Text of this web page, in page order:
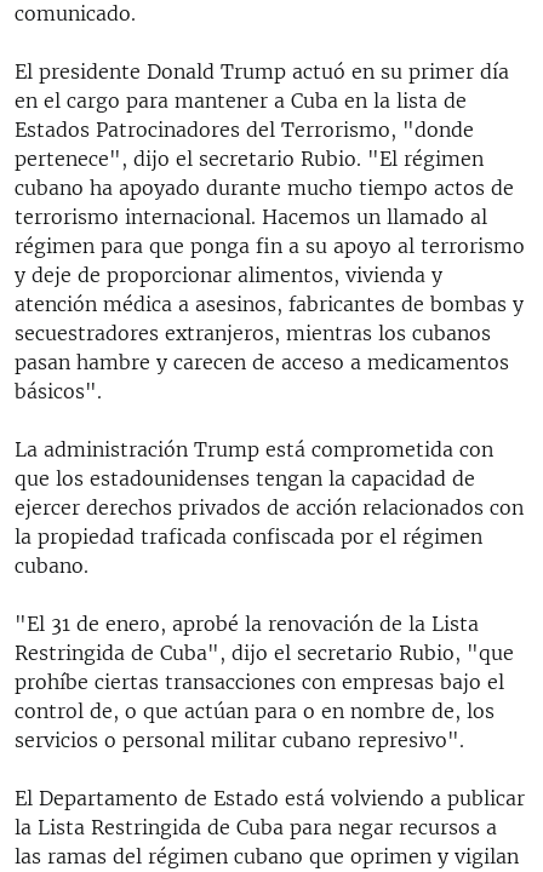
comunicado.
El presidente Donald Trump actuó en su primer día
en el cargo para mantener a Cuba en la lista de
Estados Patrocinadores del Terrorismo, "donde
pertenece", dijo el secretario Rubio. "El régimen
cubano ha apoyado durante mucho tiempo actos de
terrorismo internacional. Hacemos un llamado al
régimen para que ponga fin a su apoyo al terrorismo
y deje de proporcionar alimentos, vivienda y
atención médica a asesinos, fabricantes de bombas y
secuestradores extranjeros, mientras los cubanos
pasan hambre y carecen de acceso a medicamentos
básicos".
La administración Trump está comprometida con
que los estadounidenses tengan la capacidad de
ejercer derechos privados de acción relacionados con
la propiedad traficada confiscada por el régimen
cubano.
"El 31 de enero, aprobé la renovación de la Lista
Restringida de Cuba", dijo el secretario Rubio, "que
prohíbe ciertas transacciones con empresas bajo el
control de, o que actúan para o en nombre de, los
servicios o personal militar cubano represivo".
El Departamento de Estado está volviendo a publicar
la Lista Restringida de Cuba para negar recursos a
las ramas del régimen cubano que oprimen y vigilan